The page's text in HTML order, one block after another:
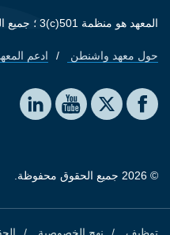
المعهد هو منظمة 501(c)3 ؛ جميع التبرعات معفاة من الضرائب.
Footer quick links
حول معهد واشنطن ادعم
Social media
Institute on Facebook
Institute on X
on YouTube
© 2026 جميع الحقوق محفوظة.